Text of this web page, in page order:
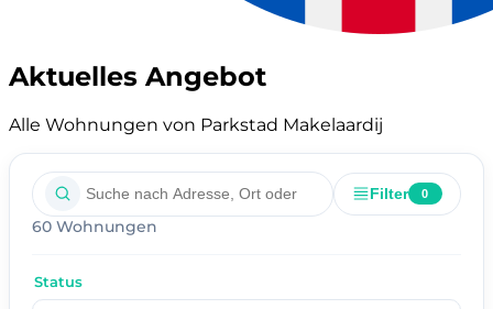
Aktuelles Angebot
Alle Wohnungen von Parkstad Makelaardij
Filter 0
60 Wohnungen
Status